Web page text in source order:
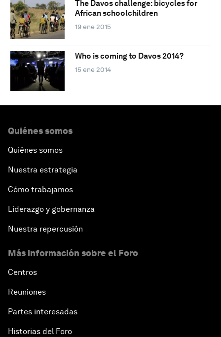
The Davos challenge: bicycles for
African schoolchildren
19 ene 2015
Who is coming to Davos 2014?
15 ene 2014
Quiénes somos
Quiénes somos
Nuestra estrategia
Cómo trabajamos
Liderazgo y gobernanza
Nuestra repercusión
Más información sobre el Foro
Centros
Reuniones
Partes interesadas
Historias del Foro